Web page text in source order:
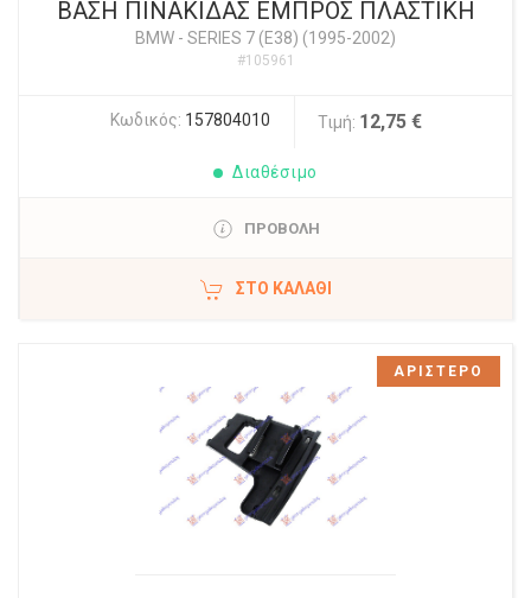
ΒΑΣΗ ΠΙΝΑΚΙΔΑΣ ΕΜΠΡΟΣ ΠΛΑΣΤΙΚΗ
BMW - SERIES 7 (E38) (1995-2002)
#105961
Κωδικός: 157804010 Τιμή: 12,75 €
Διαθέσιμο
ΠΡΟΒΟΛΗ
ΣΤΟ ΚΑΛΆΘΙ
ΑΡΙΣΤΕΡΟ